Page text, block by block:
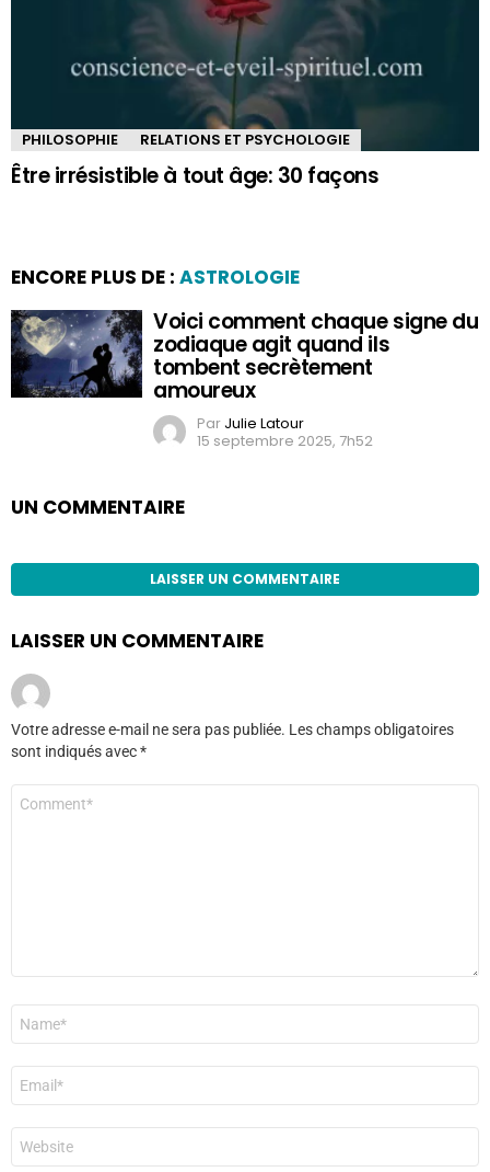
PHILOSOPHIE RELATIONS ET PSYCHOLOGIE
Être irrésistible à tout âge: 30 façons
ENCORE PLUS DE : ASTROLOGIE
Voici comment chaque signe du
zodiaque agit quand ils
tombent secrètement
amoureux
Par Julie Latour
15 septembre 2025, 7h52
UN COMMENTAIRE
LAISSER UN COMMENTAIRE
LAISSER UN COMMENTAIRE
Votre adresse e-mail ne sera pas publiée. Les champs obligatoires
sont indiqués avec*
mail
*
Site
web